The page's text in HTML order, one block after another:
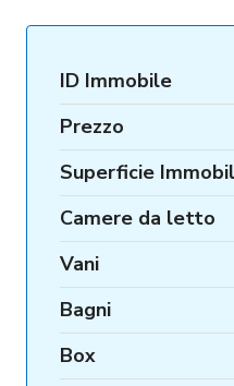
ID Immobile
Prezzo
Superficie
Camere da letto
Vani
Bagni
Box